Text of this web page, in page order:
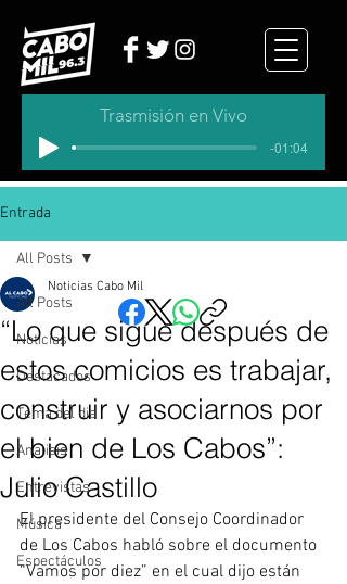
Trasmisión en Vivo
-01:04
Entrada
All Posts
Noticias
Destacados
Tema del dia
Analisis
Entrevistas
Música
Espectáculos
All Posts
“Lo que sigue después de
estos comicios es trabajar,
construir y asociarnos por
el bien de Los Cabos”:
Julio Castillo
Noticias Cabo Mil
El presidente del Consejo Coordinador
de Los Cabos habló sobre el documento
“Vamos por diez” en el cual dijo están